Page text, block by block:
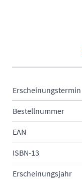
Erscheinungstermin
Bestellnummer
EAN
ISBN-13
Erscheinungsjahr